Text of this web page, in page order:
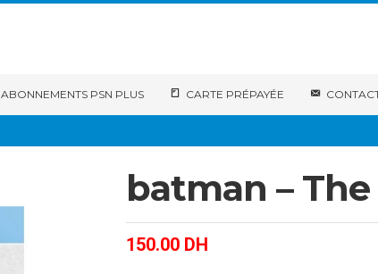
ABONNEMENTS PSN PLUS CARTE PRÉPAYÉE
batman –
150.00 DH